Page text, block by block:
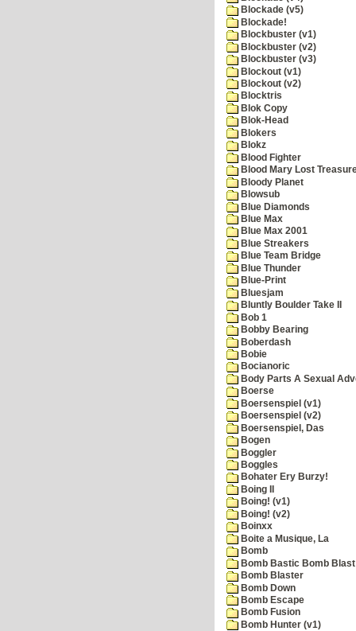
Blockade (v5)
Blockade!
Blockbuster (v1)
Blockbuster (v2)
Blockbuster (v3)
Blockout (v1)
Blockout (v2)
Blocktris
Blok Copy
Blok-Head
Blokers
Blokz
Blood Fighter
Blood Mary Lost
Bloody Planet
Blowsub
Blue Diamonds
Blue Max
Blue Max 2001
Blue Streakers
Blue Team Bridge
Blue Thunder
Blue-Print
Bluesjam
Bluntly Boulder Take II
Bob 1
Bobby Bearing
Boberdash
Bobie
Bocianoric
Body Parts A Sexual
Boerse
Boersenspiel (v1)
Boersenspiel (v2)
Boersenspiel, Das
Bogen
Boggler
Boggles
Bohater Ery Burzy!
Boing II
Boing! (v1)
Boing! (v2)
Boinxx
Boite a Musique, La
Bomb
Bomb Bastic Bomb
Bomb Blaster
Bomb Down
Bomb Escape
Bomb Fusion
Bomb Hunter (v1)